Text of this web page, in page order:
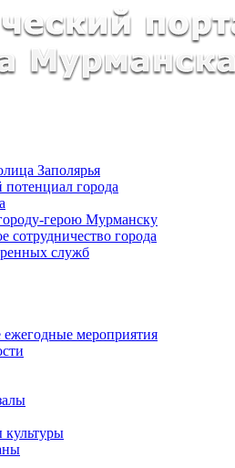
Заполярья
потенциал города
герою Мурманску
сотрудничество города
служб
мероприятия